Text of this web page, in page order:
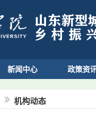
新闻中心 政策资
机构动态